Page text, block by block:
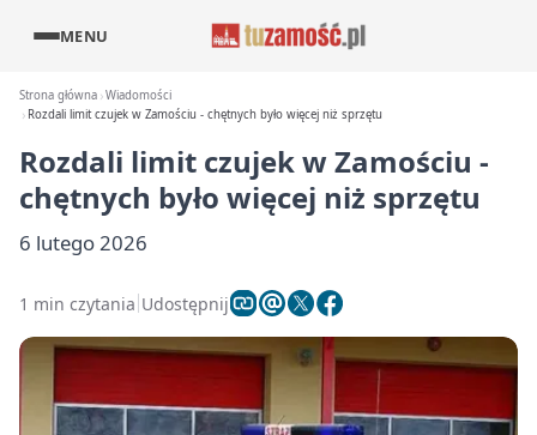
MENU
Strona główna Wiadomości
Rozdali limit czujek w Zamościu - chętnych było więcej niż sprzętu
Rozdali limit czujek w Zamościu -
chętnych było więcej niż sprzętu
6 lutego 2026
1 min czytania Udostępnij